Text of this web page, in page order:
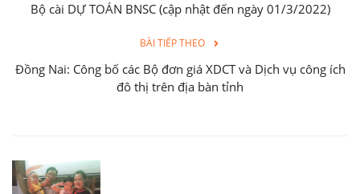
Bộ cài DỰ TOÁN BNSC (cập nhật đến ngày 01/3/2022)
BÀI TIẾP THEO
Đồng Nai: Công bố các Bộ đơn giá XDCT và Dịch vụ công ích
đô thị trên địa bàn tỉnh